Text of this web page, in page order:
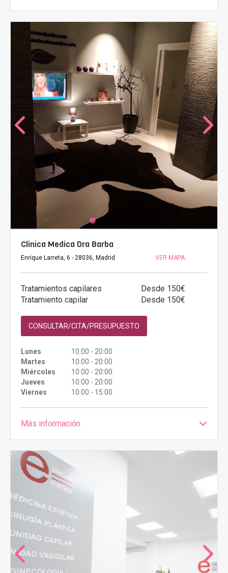
Clinica Medica Dra Barba
Enrique Larreta, 6 - 28036, Madrid VER MAPA
Tratamientos capilares
Desde 150€
Tratamiento capilar
Desde 150€
CONSULTAR/CITA/PRESUPUESTO
Lunes
10:00 - 20:00
Martes
10:00 - 20:00
Miércoles
10:00 - 20:00
Jueves
10:00 - 20:00
Viernes
10:00 - 15:00
Más información